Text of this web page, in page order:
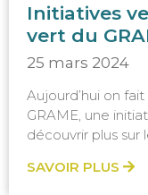
Initiatives
vert du
25 mars 2024
Aujourd’hui on
GRAME, une
découvrir plus sur
SAVOIR PLUS